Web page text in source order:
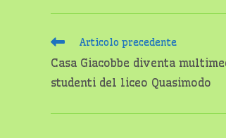
Leggi
articoli
Articolo precedente
Casa Giacobbe diventa
studenti del liceo Quasimodo